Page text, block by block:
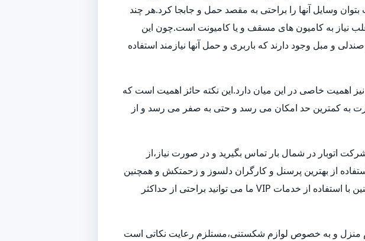
وسایل آنها را براحتی به مقصد حمل و جابجا کرد.هر چند
نیاز به کامیون های مسقف و یا کامیونت است.چون این
و مبل وجود دارند که باربری و حمل آنها نیازمند استفاده
اهمیت خاصی در این میان دارد.این نکته حائز اهمیت است که
به کمترین حد امکان می رسد و حتی به صفر می رسد و از
اتوبار در شمال بار تماس بگیرید و در صورت نیاز،از
از بهترین پرسنل و کارگران دلسوز و زحمتکش و همچنین
ناوگانی از بهترین ماشین های باربری و حمل بار،به بهترین شکل ممکن اسباب کشی شما را انجام داده و همچنین با استفاده از خدمات VIP ما می توانید براحتی از حداکثر
منزل و به خصوص لوازم شکستنی،مستلزم رعایت نکاتی است